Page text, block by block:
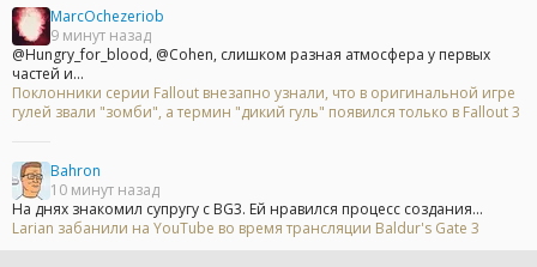
MarcOchezeriob
9 минут назад
@Hungry_for_blood, @Cohen, слишком разная атмосфера у первых
частей и...
Поклонники серии Fallout внезапно узнали, что в оригинальной игре
гулей звали "зомби", а термин "дикий гуль" появился только в Fallout 3
Bahron
10 минут назад
На днях знакомил супругу с BG3. Ей нравился процесс создания...
Larian забанили на YouTube во время трансляции Baldur's Gate 3